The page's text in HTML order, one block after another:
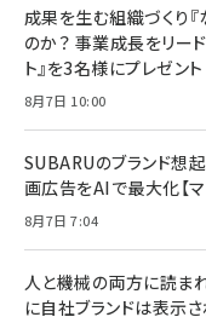
￥
￥880
ママ
組織
すい
2枚セ
￥
￥
全ワ
技術
￥
￥
Pro/
￥
サッ
成果を生む組織づくり
のか？ 事業成長をリー
ト』を3名様にプレゼント
8月7日 10:00
SUBARUのブランド想
画広告をAIで最大化【
8月7日 7:04
人と機械の両方に読ま
に自社ブランドは表示